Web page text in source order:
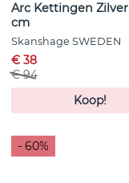
Arc Kettingen
cm
Skanshage SWEDEN
€ 38
€ 94
Koop!
- 60%